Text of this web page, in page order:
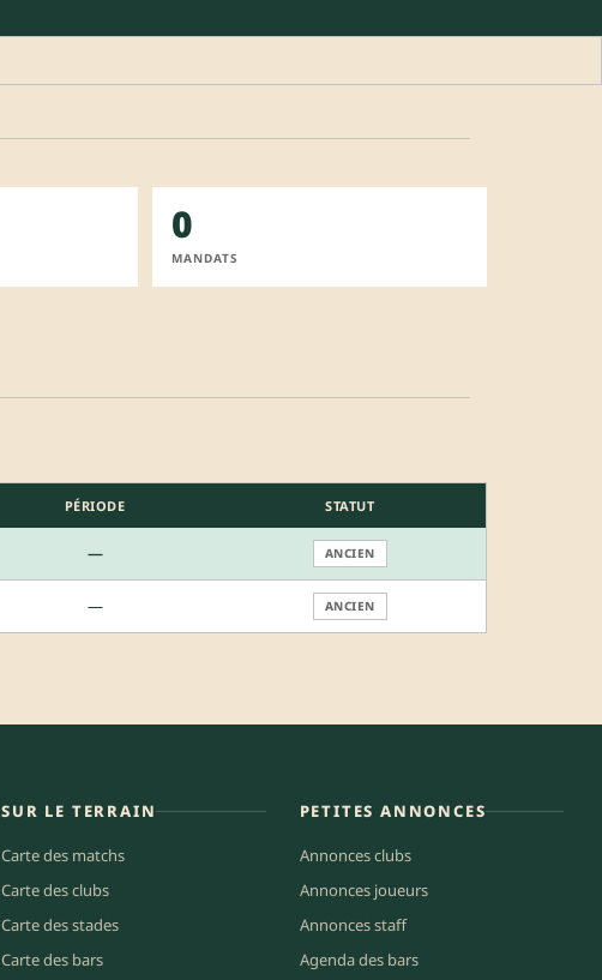
0
MANDATS
PÉRIODE STATUT
— ANCIEN
— ANCIEN
SUR LE TERRAIN
Carte des matchs
Carte des clubs
Carte des stades
Carte des bars
PETITES ANNONCES
Annonces clubs
Annonces joueurs
Annonces staff
Agenda des bars